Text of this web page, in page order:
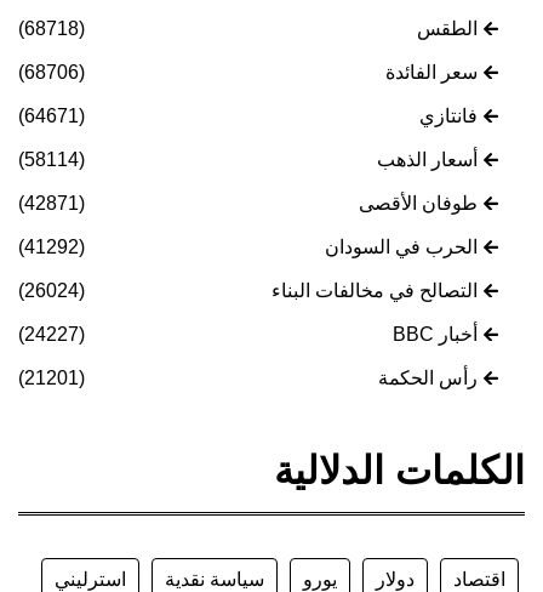
الطقس (68718)
سعر الفائدة (68706)
فانتازي (64671)
أسعار الذهب (58114)
طوفان الأقصى (42871)
الحرب في السودان (41292)
التصالح في مخالفات البناء (26024)
أخبار BBC (24227)
رأس الحكمة (21201)
الكلمات الدلالية
اقتصاد دولار يورو سياسة نقدية استرليني